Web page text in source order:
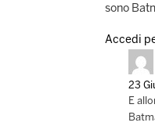
sono
Accedi
23
E